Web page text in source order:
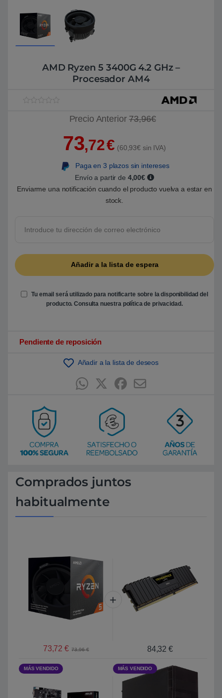
AMD Ryzen 5 3400G 4.2 GHz –
Procesador AM4
0
5
a
e
p
u
i
Precio Anterior73,96€
73,72€ (60,93€ sin IVA)
Paga en 3 plazos sin intereses
Envío a partir de 4,00€
Enviarme una notificación cuando el producto vuelva a estar en
stock.
Tu email será utilizado para notificarte sobre la disponibilidad del
producto. Consulta nuestra política de privacidad.
Pendiente de reposición
Añadir a la lista de deseos
Comprados juntos
habitualmente
73,72€ 73,96€ 84,32 €
MÁS VENDIDO MÁS VENDIDO